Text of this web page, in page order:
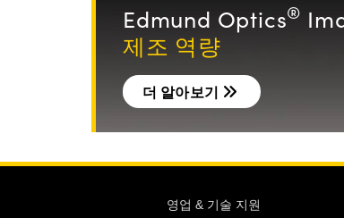
Edmund Optics®
제조 역량
더 알아보기
영업 & 기술 지원